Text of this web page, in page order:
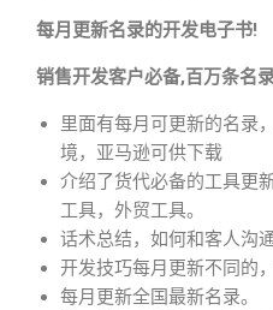
每月更新名录的开发电子书!
销售开发客户必备,百万条名
里面有每月可更新的名录
境，亚马逊可供下载
介绍了货代必备的工具更
工具，外贸工具。
话术总结，如何和客人沟
开发技巧每月更新不同的
每月更新全国最新名录。